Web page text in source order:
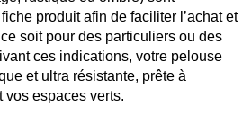
produit afin de faciliter l’achat et
soit pour des particuliers ou des
ces indications, votre pelouse
et ultra résistante, prête à
vos espaces verts.